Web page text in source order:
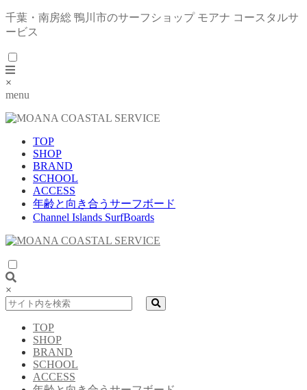
千葉・南房総 鴨川市のサーフショップ モアナ コースタルサ
ービス
×
menu
TOP
SHOP
BRAND
SCHOOL
ACCESS
年齢と向き合うサーフボード
Channel Islands SurfBoards
×
TOP
SHOP
BRAND
SCHOOL
ACCESS